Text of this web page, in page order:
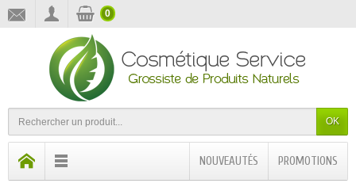
OK
0
PROMOTIONS
NOUVEAUTÉS